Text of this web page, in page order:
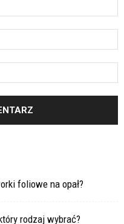
foliowe na opał?
rodzaj wybrać?